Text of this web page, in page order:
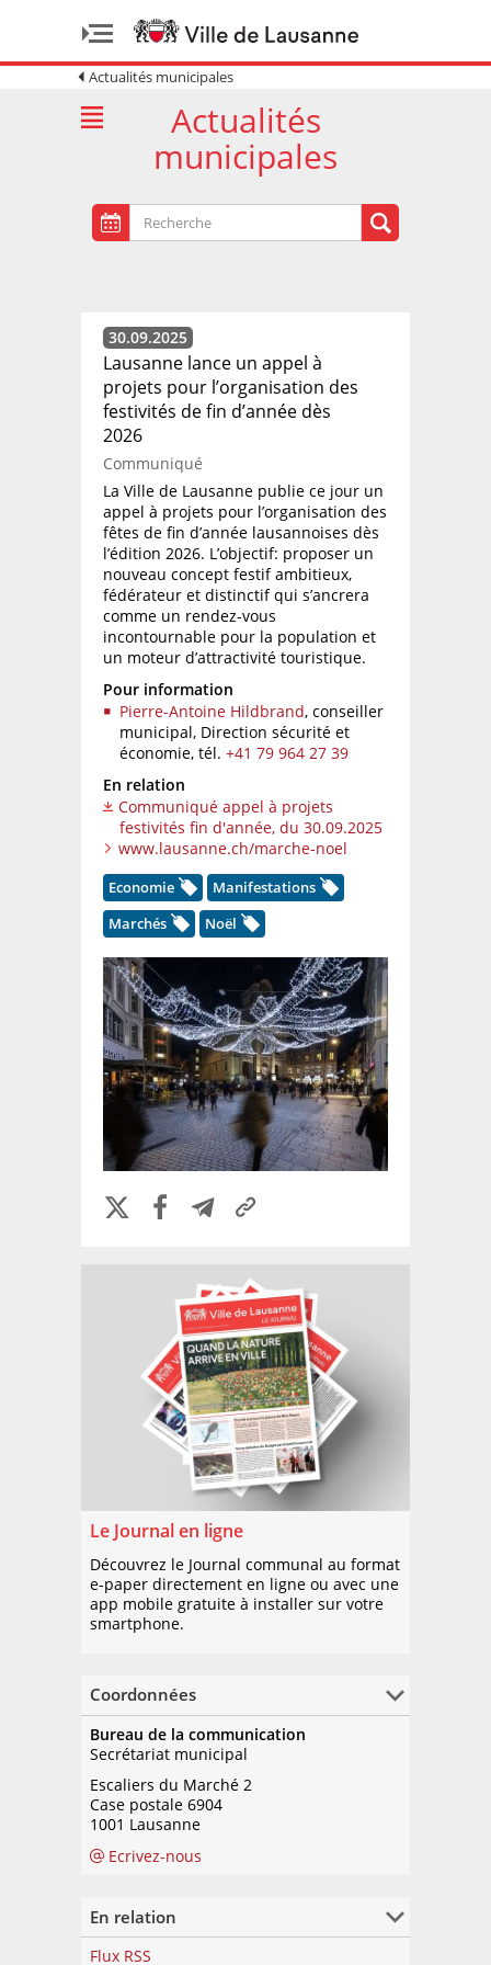
Actualités municipales
Actualités
municipales
30.09.2025
Lausanne lance un appel à
projets pour l’organisation des
festivités de fin d’année dès
2026
Communiqué
La Ville de Lausanne publie ce jour un
appel à projets pour l’organisation des
fêtes de fin d’année lausannoises dès
l’édition 2026. L’objectif: proposer un
nouveau concept festif ambitieux,
fédérateur et distinctif qui s’ancrera
comme un rendez-vous
incontournable pour la population et
un moteur d’attractivité touristique.
Pour information
Pierre-Antoine Hildbrand, conseiller
municipal, Direction sécurité et
économie, tél. +41 79 964 27 39
En relation
Communiqué appel à projets
festivités fin d'année, du 30.09.2025
www.lausanne.ch/marche-noel
Economie
Manifestations
Marchés
Noël
Le Journal en ligne
Découvrez le Journal communal au format
e-paper directement en ligne ou avec une
app mobile gratuite à installer sur votre
smartphone.
Coordonnées
Bureau de la communication
Secrétariat municipal
Escaliers du Marché 2
Case postale 6904
1001 Lausanne
Ecrivez-nous
En relation
Flux RSS